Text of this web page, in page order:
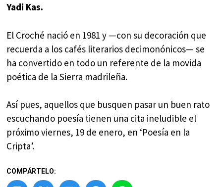
Yadi Kas.
El Croché nació en 1981 y —con su decoración que
recuerda a los cafés literarios decimonónicos— se
ha convertido en todo un referente de la movida
poética de la Sierra madrileña.
Así pues, aquellos que busquen pasar un buen rato
escuchando poesía tienen una cita ineludible el
próximo viernes, 19 de enero, en ‘Poesía en la
Cripta’.
COMPÁRTELO: